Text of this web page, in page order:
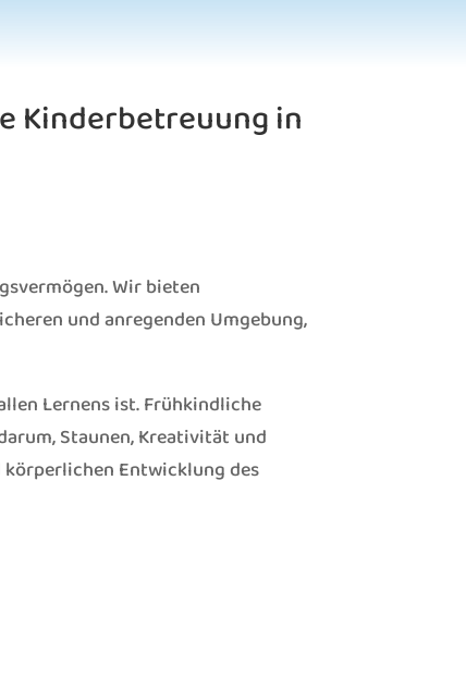
Kinderbetreuung in
Wir bieten
und anregenden Umgebung,
Lernens ist. Frühkindliche
Staunen, Kreativität und
Entwicklung des